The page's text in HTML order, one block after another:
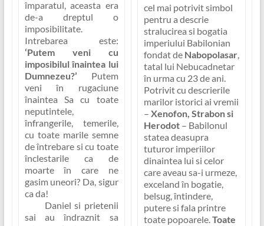
împaratul, aceasta era
de-a dreptul o
imposibilitate.
Intrebarea este:
‘Putem veni cu
imposibilul înaintea lui
Dumnezeu?’ Putem
veni în rugaciune
înaintea Sa cu toate
neputintele,
înfrangerile, temerile,
cu toate marile semne
de întrebare si cu toate
înclestarile ca de
moarte în care ne
gasim uneori? Da, sigur
ca da!
Daniel si prietenii
sai au îndraznit sa
cel mai potrivit simbol
pentru a descrie
stralucirea si bogatia
imperiului Babilonian
fondat de Nabopolasar,
tatal lui Nebucadnetar
în urma cu 23 de ani.
Potrivit cu descrierile
marilor istorici ai vremii
– Xenofon, Strabon si
Herodot– Babilonul
statea deasupra
tuturor imperiilor
dinaintea lui si celor
care aveau sa-i urmeze,
exceland în bogatie,
belsug, întindere,
putere si fala printre
toate popoarele.Toate